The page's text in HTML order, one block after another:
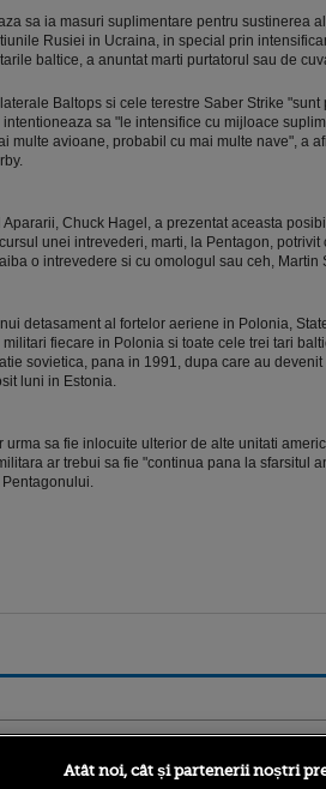
sa ia masuri suplimentare pentru sustinerea
Rusiei in Ucraina, in special prin
baltice, a anuntat marti purtatorul sau de
Baltops si cele terestre Saber Strike
sa "le intensifice cu mijloace
multe avioane, probabil cu mai multe nave", a
Chuck Hagel, a prezentat aceasta
unei intrevederi, marti, la Pentagon, potrivit
o intrevedere si cu omologul sau ceh, Martin
detasament al fortelor aeriene in Polonia,
fiecare in Polonia si toate cele trei tari
sovietica, pana in 1991, dupa care au devenit
luni in Estonia.
urma sa fie inlocuite ulterior de alte unitati
ar trebui sa fie "continua pana la sfarsitul
Atât noi, cât și partenerii noștri